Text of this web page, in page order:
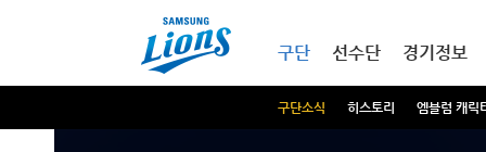
구단
구단소식 히스토리 엠블럼 캐릭
선수단 경기정보